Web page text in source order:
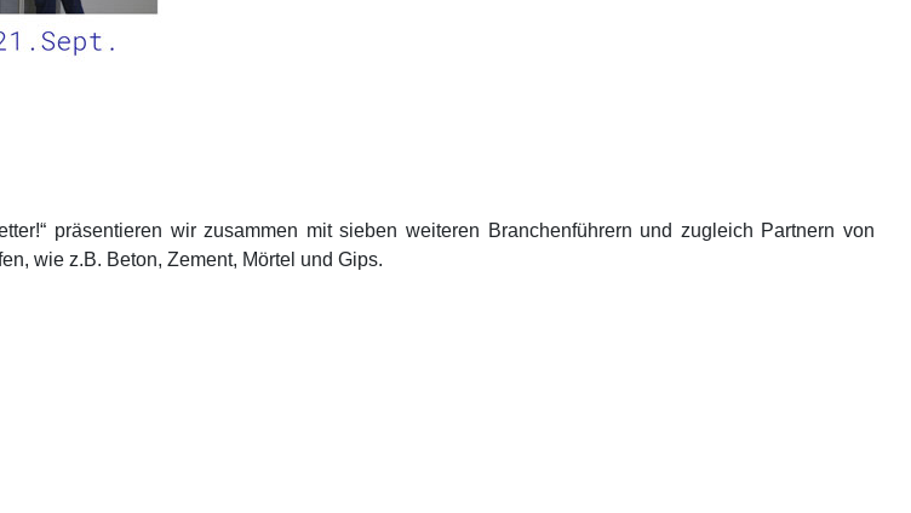
präsentieren wir zusammen mit sieben weiteren Branchenführern und zugleich Partnern von
wie z.B. Beton, Zement, Mörtel und Gips.